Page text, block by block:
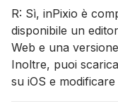
R: Sì, inPixio è
disponibile un
Web e una
Inoltre, puoi
su iOS e